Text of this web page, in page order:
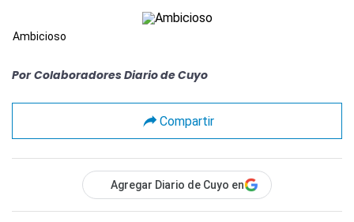
Ambicioso
Por Colaboradores Diario de Cuyo
Compartir
Agregar Diario de Cuyo en